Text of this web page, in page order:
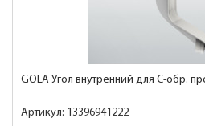
GOLA Угол внутренний для C-обр.
Артикул: 13396941222